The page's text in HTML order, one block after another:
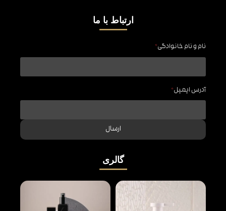
گالری
ارتباط با ما
نام و نام خانوادگی*
آدرس ایمیل*
ارسال